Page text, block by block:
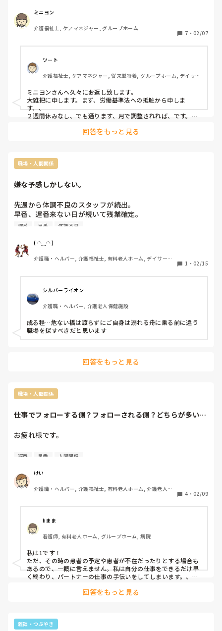
ことがあります。また夜勤明けの日に夜勤をやってる人もい
ます。
これは違法ではないですか？
ミニヨン
介護福祉士, ケアマネジャー, グループホーム
7 ・ 02/07
ツート
介護福祉士, ケアマネジャー, 従来型特養, グループホーム, デイサー
ミニヨンさんへ久々にお返し致します。
大雑把に申します。まず、労働基準法への抵触から申しま
す、、
２週間休みなし、でも通ります、月で調整されれば、です。そ
ロング夜勤は、夜勤明けから２４時間は勤務させられません。
ただ、労働基準法の休みを平均1週に１回以上取る事の義務が
あります。その１回＝１日は、0:00〜23:59の休みと規定され
ショートでよくある勤務、23:00〜8:00等では、１日休んでも
必要性がありますね。
ミニヨンさんの事業所の夜勤は、ショートに入りる部類だと思
います、それは違法ではないです…
回答をもっと見る
職場・人間関係
嫌な予感しかしない。
先週から体調不良のスタッフが続出。
早番、遅番来ない日が続いて残業確定。
そして何よりスタッフ間の空気の悪さが凄い。
る。利用者にもキツく当たるスタッフが数名いる。
施設を閉める時の空気によく似ているから、嫌な予感がす
る。
遅番 早番 体調不良
( ◠‿◠ )
介護職・ヘルパー, 介護福祉士, 有料老人ホーム, デイサービ
1 ・ 02/15
シルバーライオン
介護職・ヘルパー, 介護老人保健施設
成る程…危ない橋は渡らずにご自身は溺れる舟に乗る前に違う
職場を探すべきだと思います
回答をもっと見る
職場・人間関係
仕事でフォローする側？フォローされる側？どちらが多いで
お疲れ様です。
仕事はお互いフォローしあって成り立っています。パートナ
れる側！どちらが多いですか？
※今回はフォローする側に視点をおいて質問です
①パートナーの要領、1日のタイムスケジュールの流れが悪
く業務が遅延。自分の仕事が終わったらフォローに回る事が
多い。
②介助に時間が掛かるパートナー。自分の仕事もあるけど休
憩を回す関係でフォローに回る事が多い。
が多々あるので、抜けている部分をフォローする。
でフォローに回る事が出来ない。
遅番 早番 人間関係
けい
介護職・ヘルパー, 介護福祉士, 有料老人ホーム, 介護老人保
4 ・ 02/09
hまま
看護師, 有料老人ホーム, グループホーム, 病院
私は1です！
ただ、その時の患者の予定や患者が不在だったりとする場合も
あるので、一概に言えません。私は自分の仕事をできるだけ早
く終わり、パートナーの仕事の手伝いをしてしまいます。、よ
回答をもっと見る
雑談・つぶやき